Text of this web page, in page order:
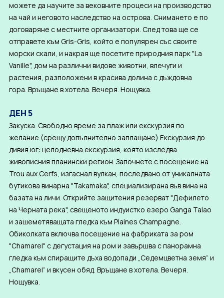
можете да научите за вековните процеси на производство
на чай и неговото наследство на острова. Снимането е по
договаряне с местните организатори. След това ще се
отправете към Gris-Gris, който е популярен със своите
морски скали, и накрая ще посетите природния парк "La
Vanille", дом на различни видове животни, влечуги и
растения, разположени в красива долина с дъждовна
гора. Връщане в хотела. Вечеря. Нощувка.
ДЕН 5
Закуска. Свободно време за плаж или екскурзия по
желание (срещу допълнително заплащане) Екскурзия до
дивия юг: целодневна екскурзия, която изследва
живописния планински регион. Започнете с посещение на
Trou aux Cerfs, изгаснал вулкан, последвано от уникалната
бутикова винарна "Takamaka", специализирана във вина на
базата на личи. Открийте защитения резерват "Дефилето
на Черната река", свещеното индуистко езеро Ganga Talao
и зашеметяващата гледка към Plaines Champagne.
Обиколката включва посещение на фабриката за ром
"Chamarel" с дегустация на ром и завършва с панорамна
гледка към спиращите дъха водопади „Седемцветна земя“ и
„Chamarel“ и вкусен обяд. Връщане в хотела. Вечеря.
Нощувка.